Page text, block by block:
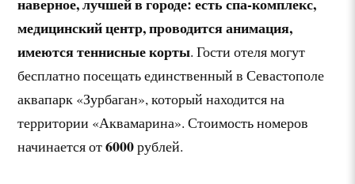
медицинский центр, проводится анимация,
имеются теннисные корты. Гости отеля могут
бесплатно посещать единственный в Севастополе
аквапарк «Зурбаган», который находится на
территории «Аквамарина». Стоимость номеров
начинается от6000рублей.